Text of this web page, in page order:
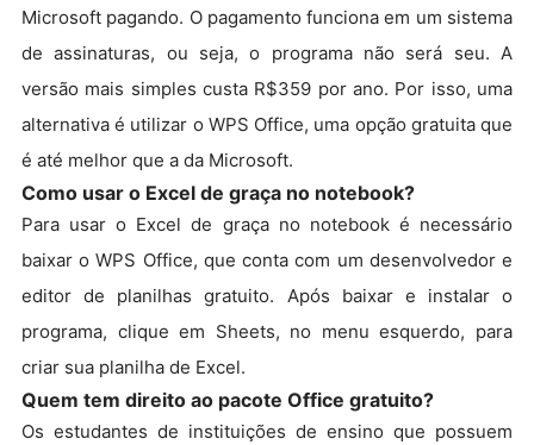
Microsoft pagando. O pagamento funciona em um sistema
de assinaturas, ou seja, o programa não será seu. A
versão mais simples custa R$359 por ano. Por isso, uma
alternativa é utilizar o WPS Office, uma opção gratuita que
é até melhor que a da Microsoft.
Como usar o Excel de graça no notebook?
Para usar o Excel de graça no notebook é necessário
baixar o WPS Office, que conta com um desenvolvedor e
editor de planilhas gratuito. Após baixar e instalar o
programa, clique em Sheets, no menu esquerdo, para
criar sua planilha de Excel.
Quem tem direito ao pacote Office gratuito?
Os estudantes de instituições de ensino que possuem